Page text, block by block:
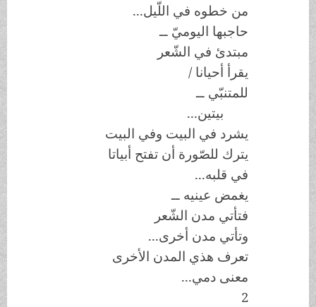
من خطوه في اللّيل...
حاجبها اليوميّ ــ
مبتدئ في الشّعر
يقرأ أحيانا /
للمتنبّي ــ
بيتين...
يشرد في البيت وفي البيت
يترك للصّورة أن تفتح أبياتا
في قلبه...
يغمض عينيه ــ
فتأتي مدن الشّعر
وتأتي مدن أخرى...
تعرف هذي المدن الأخرى
معنى دمي...